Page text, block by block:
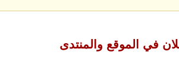
في الموقع والمنتدى